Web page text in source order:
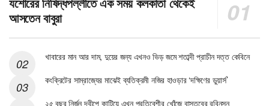
আসতেন বাবুরা
খাবারের মান আর দাম, দুয়ের জন্য এখনও ভিড় জমে শতাব্দী প্রাচীন দত্ত কেবিনে
কংক্রিটের সাম্রাজ্যের মাঝেই ব্যতিক্রমী নজির হাওড়ার ‘দক্ষিণের ডুয়ার্স’
২৫ বছর নির্জন দ্বীপে কাটিয়ে এখন প্রতিবেশীর খোঁজে বাস্তবের রবিনসন